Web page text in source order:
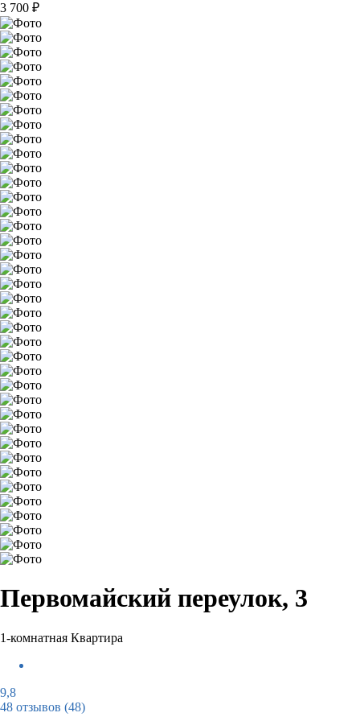
3 700 ₽
Первомайский переулок, 3
1-комнатная Квартира
9,8
48 отзывов (48)